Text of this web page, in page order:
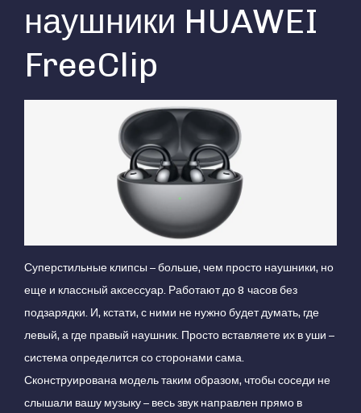
наушники HUAWEI
FreeClip
Суперстильные клипсы – больше, чем просто наушники, но
еще и классный аксессуар. Работают до 8 часов без
подзарядки. И, кстати, с ними не нужно будет думать, где
левый, а где правый наушник. Просто вставляете их в уши –
система определится со сторонами сама.
Сконструирована модель таким образом, чтобы соседи не
слышали вашу музыку – весь звук направлен прямо в